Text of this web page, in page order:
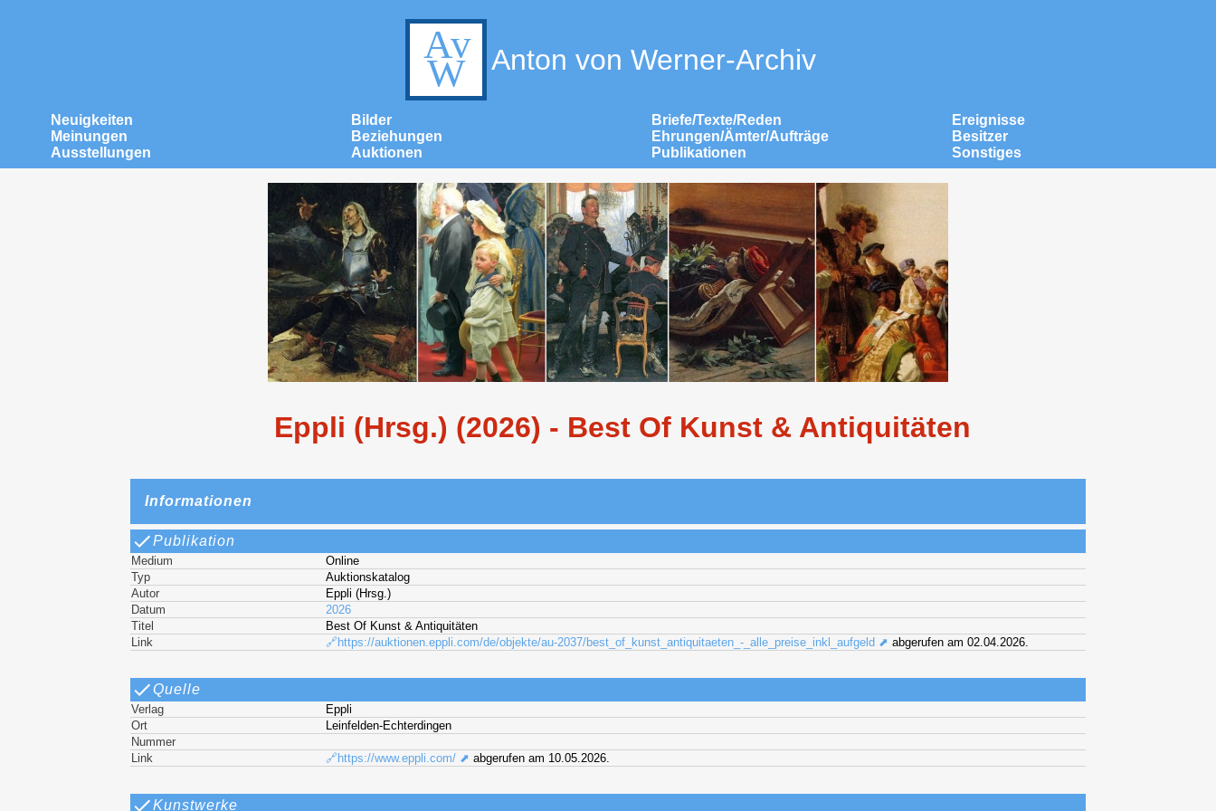
Anton von Werner-Archiv
Neuigkeiten Bilder Briefe/Texte/Reden
Ereignisse
Meinungen
Beziehungen Ehrungen/Ämter/Aufträge
Besitzer
Ausstellungen
Auktionen Publikationen Sonstiges
Eppli (Hrsg.) (2026) - Best Of Kunst & Antiquitäten
Informationen
Publikation
Medium
Online
Typ
Auktionskatalog
Autor
Eppli (Hrsg.)
Datum
2026
Titel
Best Of Kunst & Antiquitäten
Link
🔗https://auktionen.eppli.com/de/objekte/au-2037/best_of_kunst_antiquitaeten_-_alle_preise_inkl_aufgeld ⬈ abgerufen am 02.04.2026.
Quelle
Verlag
Eppli
Ort
Leinfelden-Echterdingen
Nummer
Link
🔗https://www.eppli.com/ ⬈ abgerufen am 10.05.2026.
Kunstwerke